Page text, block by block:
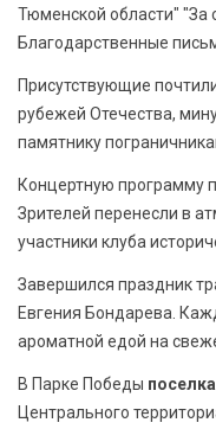
Тюменской области" "За
Благодарственные
Присутствующие
рубежей Отечества,
памятнику
Концертную программу
Зрителей перенесли в
участники клуба
Завершился праздник
Евгения Бондарева.
ароматной едой на
В Парке Победы
Центрального